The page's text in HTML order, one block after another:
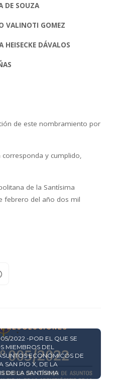
SOUZA
GOMEZ
DÁVALOS
de este nombramiento por
corresponda y cumplido,
de la Santísima
febrero del año dos mil
RESOLUCIONES
2022 -POR EL QUE SE
MIEMBROS DEL
ECONÓMICOS DE
SAN PIO X, DE LA
DE LA SANTÍSIMA